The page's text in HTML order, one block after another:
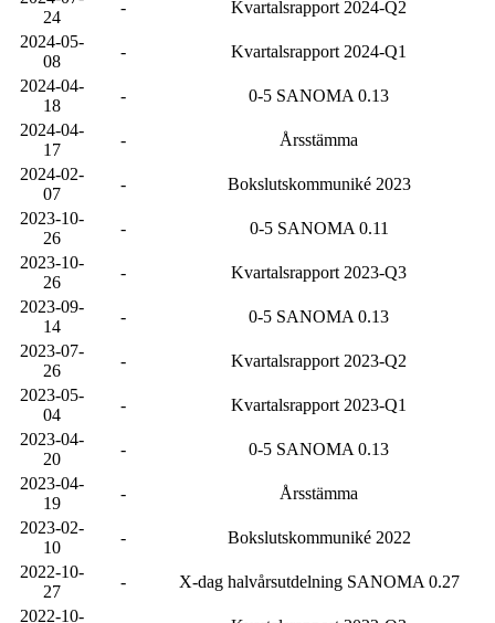
24
-
Kvartalsrapport 2024-Q2
2024-05-
08
-
Kvartalsrapport 2024-Q1
2024-04-
18
-
0-5 SANOMA 0.13
2024-04-
17
-
Årsstämma
2024-02-
07
-
Bokslutskommuniké 2023
2023-10-
26
-
0-5 SANOMA 0.11
2023-10-
26
-
Kvartalsrapport 2023-Q3
2023-09-
14
-
0-5 SANOMA 0.13
2023-07-
26
-
Kvartalsrapport 2023-Q2
2023-05-
04
-
Kvartalsrapport 2023-Q1
2023-04-
20
-
0-5 SANOMA 0.13
2023-04-
19
-
Årsstämma
2023-02-
10
-
Bokslutskommuniké 2022
2022-10-
27
-
X-dag halvårsutdelning SANOMA 0.27
2022-10-